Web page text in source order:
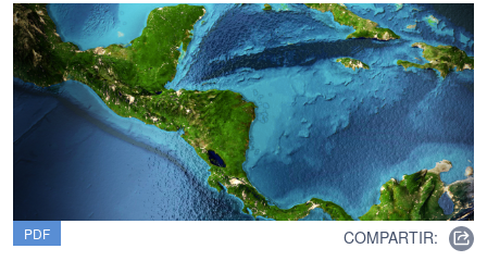
PDF COMPARTIR: